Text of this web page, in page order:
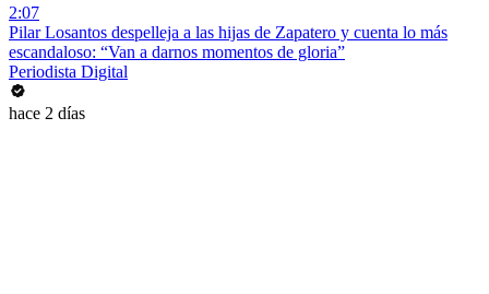
2:07
Pilar Losantos despelleja a las hijas de Zapatero y cuenta lo más
escandaloso: “Van a darnos momentos de gloria”
Periodista Digital
hace 2 días